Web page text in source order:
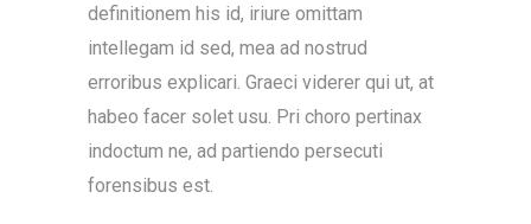
definitionem his id, iriure omittam
intellegam id sed, mea ad nostrud
erroribus explicari. Graeci viderer qui ut, at
habeo facer solet usu. Pri choro pertinax
indoctum ne, ad partiendo persecuti
forensibus est.